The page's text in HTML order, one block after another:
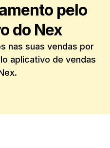
pelo
do Nex
nas suas vendas por
aplicativo de vendas